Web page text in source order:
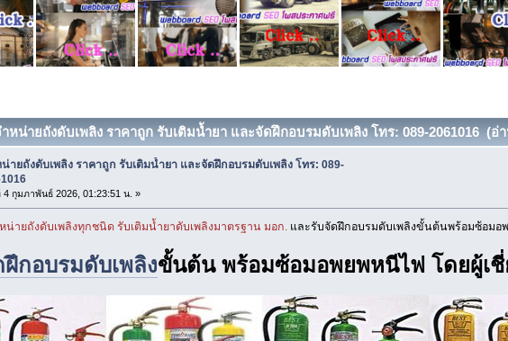
หน่ายถังดับเพลิง ราคาถูก รับเติมน้ำยา และจัดฝึกอบรมดับเพลิง โทร: 089-2061016 (อ่า
ายถังดับเพลิง ราคาถูก รับเติมน้ำยา และจัดฝึกอบรมดับเพลิง โทร: 089-
4 กุมภาพันธ์ 2026, 01:23:51 น. »
น่ายถังดับเพลิงทุกชนิด รับเติมน้ำยาดับเพลิงมาตรฐาน มอก.และรับจัดฝึกอบรมดับเพลิงขั้นต้นพร้อมซ้อมอ
กอบรมดับเพลิงขั้นต้น พร้อมซ้อมอพยพหนีไฟ โดยผู้เ